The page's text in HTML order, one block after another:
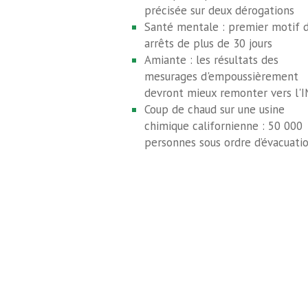
précisée sur deux dérogations
Santé mentale : premier motif
arrêts de plus de 30 jours
Amiante : les résultats des
mesurages d'empoussièrement
devront mieux remonter vers
Coup de chaud sur une usine
chimique californienne : 50 000
personnes sous ordre